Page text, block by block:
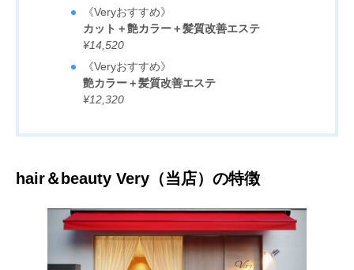
《Veryおすすめ》
カット＋艶カラー＋髪質改善エステ
¥14,520
《Veryおすすめ》
艶カラー＋髪質改善エステ
¥12,320
hair＆beauty Very（当店）の特徴